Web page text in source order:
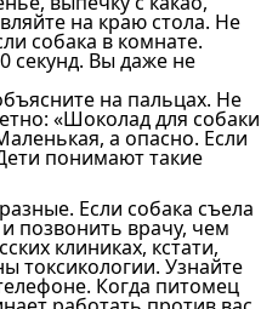
на краю стола. Не
собака в комнате.
секунд. Вы даже не
на пальцах. Не
«Шоколад для собаки
а опасно. Если
понимают такие
Если собака съела
позвонить врачу, чем
клиниках, кстати,
токсикологии. Узнайте
Когда питомец